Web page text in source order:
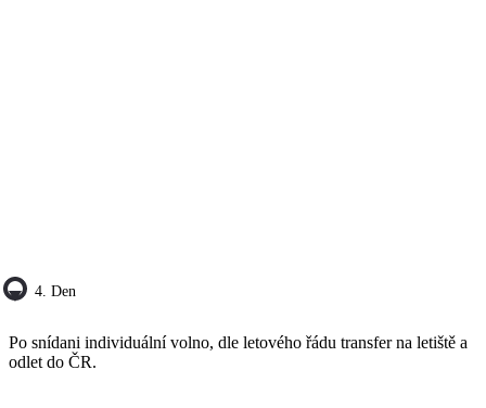
4. Den
Po snídani individuální volno, dle letového řádu transfer na letiště a
odlet do ČR.